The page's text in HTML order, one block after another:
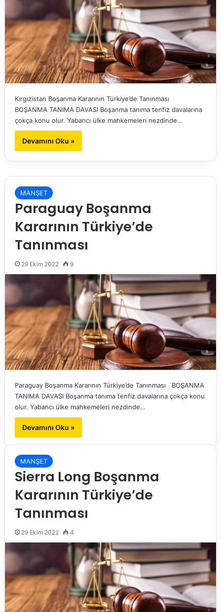
Kırgızistan Boşanma Kararının Türkiye’de Tanınması
BOŞANMA TANIMA DAVASI Boşanma tanıma tenfiz davalarına
çokça konu olur. Yabancı ülke mahkemeleri nezdinde…
Devamını Oku »
MANŞET
Paraguay Boşanma
Kararının Türkiye’de
Tanınması
29 Ekim 2022 9
Paraguay Boşanma Kararının Türkiye’de Tanınması BOŞANMA
TANIMA DAVASI Boşanma tanıma tenfiz davalarına çokça konu
olur. Yabancı ülke mahkemeleri nezdinde…
Devamını Oku »
MANŞET
Sierra Long Boşanma
Kararının Türkiye’de
Tanınması
29 Ekim 2022 4